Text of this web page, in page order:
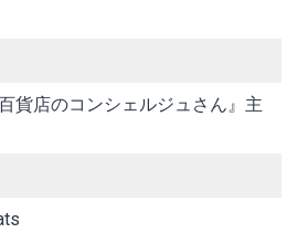
百貨店のコンシェルジュさん』主